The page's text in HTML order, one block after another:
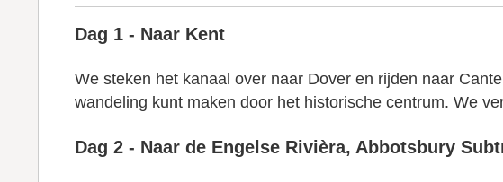
Dag 1 - Naar Kent
We steken het kanaal over naar Dover en rijden naar
wandeling kunt maken door het historische centrum. We
Dag 2 - Naar de Engelse Rivièra, Abbotsbury